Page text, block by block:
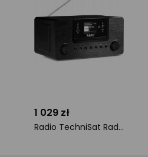
1 029 zł
Radio TechniSat Radio internetowe DIGITRADIO 570 CD IR Stereo DAB+ odtwarzacz CD